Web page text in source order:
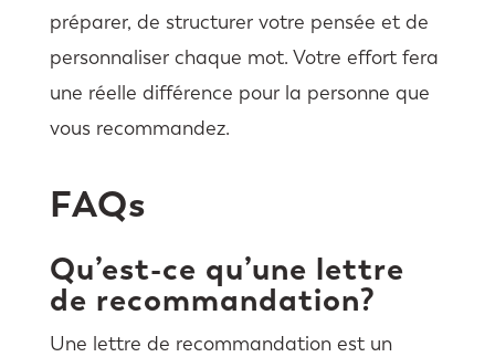
préparer, de structurer votre pensée et de
personnaliser chaque mot. Votre effort fera
une réelle différence pour la personne que
vous recommandez.
FAQs
Qu’est-ce qu’une lettre
de recommandation?
Une lettre de recommandation est un